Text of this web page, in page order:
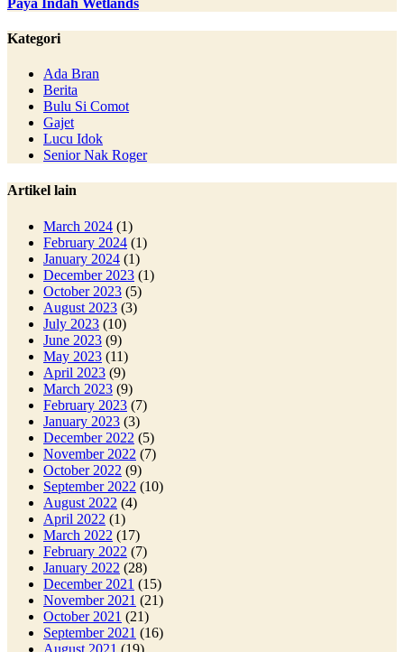
Kategori
Ada Bran
Berita
Bulu Si Comot
Gajet
Lucu Idok
Senior Nak Roger
Artikel lain
March 2024 (1)
February 2024 (1)
January 2024 (1)
December 2023 (1)
October 2023 (5)
August 2023 (3)
July 2023 (10)
June 2023 (9)
May 2023 (11)
April 2023 (9)
March 2023 (9)
February 2023 (7)
January 2023 (3)
December 2022 (5)
November 2022 (7)
October 2022 (9)
September 2022 (10)
August 2022 (4)
April 2022 (1)
March 2022 (17)
February 2022 (7)
January 2022 (28)
December 2021 (15)
November 2021 (21)
October 2021 (21)
September 2021 (16)
August 2021 (19)